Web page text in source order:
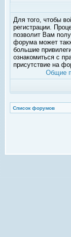
Для того, чтобы
регистрации.
позволит Вам
форума может
большие
ознакомиться с
присутствие на
Общие
Список форумов